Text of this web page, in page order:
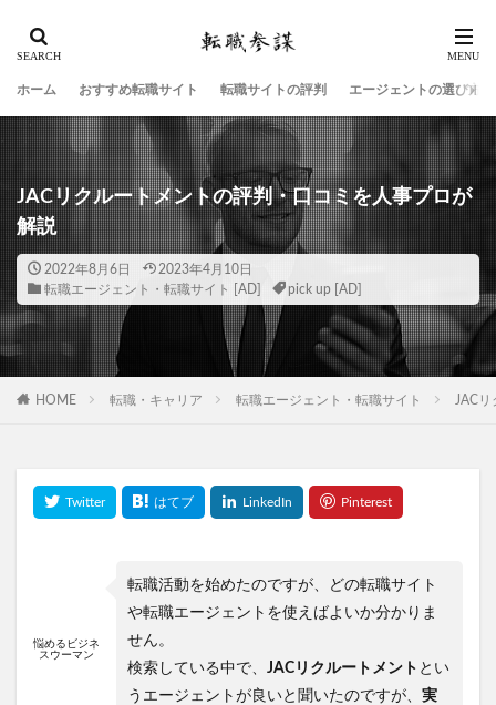
ホーム おすすめ転職サイト 転職サイトの評判 エージェントの選び方
JACリクルートメントの評判・口コミを人事プロが
解説
2022年8月6日
2023年4月10日
転職エージェント・転職サイト
pick up
HOME 転職・キャリア 転職エージェント・転職サイト JAC
悩めるビジネ
スウーマン
転職活動を始めたのですが、どの転職サイト
や転職エージェントを使えばよいか分かりま
せん。
検索している中で、 JACリクルートメント とい
うエージェントが良いと聞いたのですが、 実